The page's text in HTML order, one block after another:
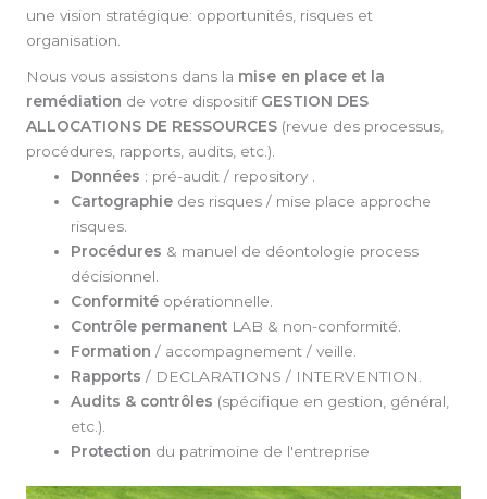
une vision stratégique: opportunités, risques et
organisation.
Nous vous assistons dans la mise en place et la
remédiation de votre dispositif GESTION DES
ALLOCATIONS DE RESSOURCES (revue des processus,
procédures, rapports, audits, etc.).
Données : pré-audit / repository .
Cartographie des risques / mise place approche
risques.
Procédures & manuel de déontologie process
décisionnel.
Conformité opérationnelle.
Contrôle permanent LAB & non-conformité.
Formation/ accompagnement / veille.
Rapports/ DECLARATIONS / INTERVENTION.
Audits & contrôles (spécifique en gestion, général,
etc.).
Protection du patrimoine de l'entreprise